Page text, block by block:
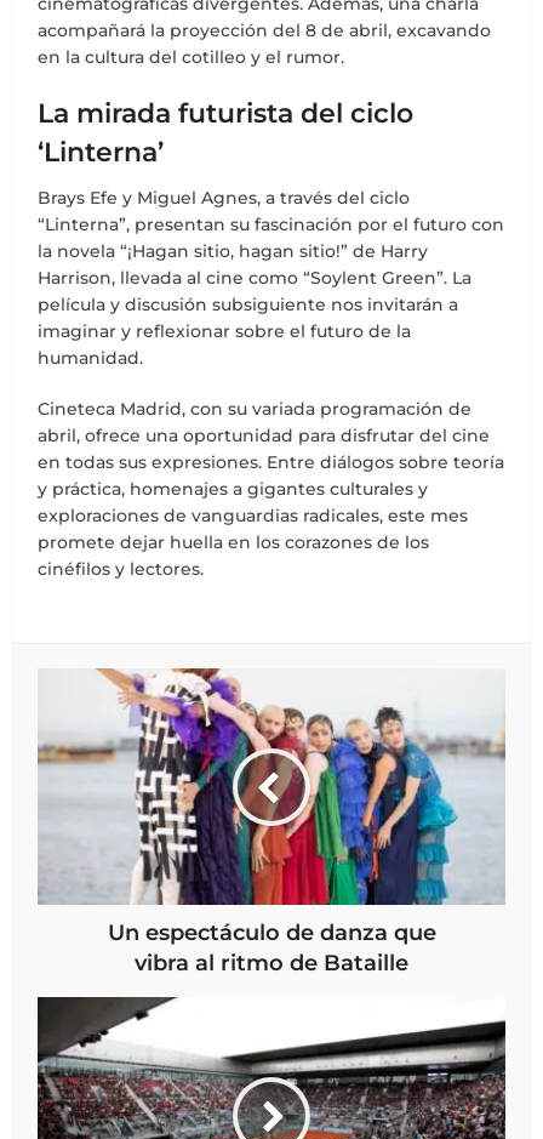
acompañará la proyección del 8 de abril, excavando
en la cultura del cotilleo y el rumor.
La mirada futurista del ciclo
‘Linterna’
Brays Efe y Miguel Agnes, a través del ciclo
“Linterna”, presentan su fascinación por el futuro con
la novela “¡Hagan sitio, hagan sitio!” de Harry
Harrison, llevada al cine como “Soylent Green”. La
película y discusión subsiguiente nos invitarán a
imaginar y reflexionar sobre el futuro de la
humanidad.
Cineteca Madrid, con su variada programación de
abril, ofrece una oportunidad para disfrutar del cine
en todas sus expresiones. Entre diálogos sobre teoría
y práctica, homenajes a gigantes culturales y
exploraciones de vanguardias radicales, este mes
promete dejar huella en los corazones de los
cinéfilos y lectores.
Un espectáculo de danza que
vibra al ritmo de Bataille